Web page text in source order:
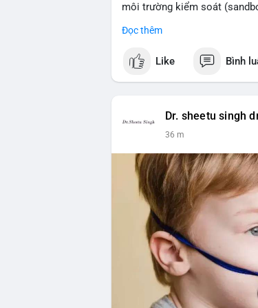
môi trường kiểm soát
#meta #ai
$btc $eth
📰 Nguồn: Cointelegraph
Đọc thêm
Like Bình
Dr. sheetu singh
36 m